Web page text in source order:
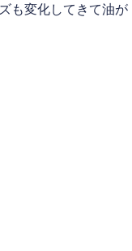
も変化してきて油が